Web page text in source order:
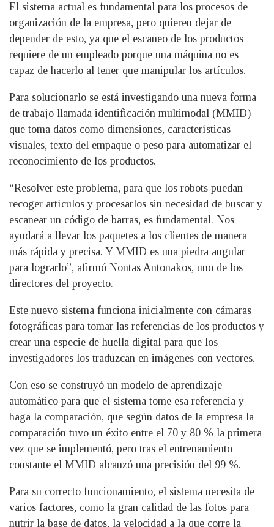
El sistema actual es fundamental para los procesos de
organización de la empresa, pero quieren dejar de
depender de esto, ya que el escaneo de los productos
requiere de un empleado porque una máquina no es
capaz de hacerlo al tener que manipular los artículos.
Para solucionarlo se está investigando una nueva forma
de trabajo llamada identificación multimodal (MMID)
que toma datos como dimensiones, características
visuales, texto del empaque o peso para automatizar el
reconocimiento de los productos.
“Resolver este problema, para que los robots puedan
recoger artículos y procesarlos sin necesidad de buscar y
escanear un código de barras, es fundamental. Nos
ayudará a llevar los paquetes a los clientes de manera
más rápida y precisa. Y MMID es una piedra angular
para lograrlo”, afirmó Nontas Antonakos, uno de los
directores del proyecto.
Este nuevo sistema funciona inicialmente con cámaras
fotográficas para tomar las referencias de los productos y
crear una especie de huella digital para que los
investigadores los traduzcan en imágenes con vectores.
Con eso se construyó un modelo de aprendizaje
automático para que el sistema tome esa referencia y
haga la comparación, que según datos de la empresa la
comparación tuvo un éxito entre el 70 y 80 % la primera
vez que se implementó, pero tras el entrenamiento
constante el MMID alcanzó una precisión del 99 %.
Para su correcto funcionamiento, el sistema necesita de
varios factores, como la gran calidad de las fotos para
nutrir la base de datos, la velocidad a la que corre la